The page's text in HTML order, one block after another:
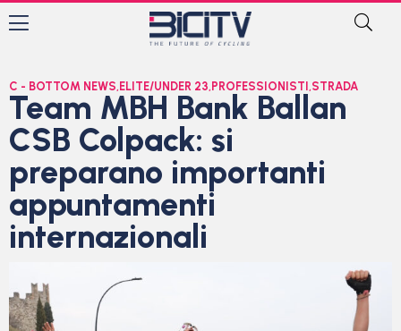
C - BOTTOM NEWS, ELITE/UNDER 23, PROFESSIONISTI ,STRADA
Team MBH Bank Ballan
CSB Colpack: si
preparano importanti
appuntamenti
internazionali